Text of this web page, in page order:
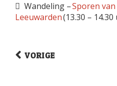
 Wandeling –Sporen
Leeuwarden(13.30 –
VORIGE